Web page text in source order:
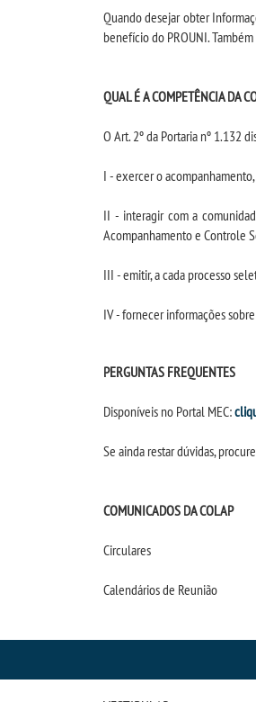
Quando desejar obter
benefício do PROUNI.
QUAL É A COMPETÊNCIA DA
O Art. 2º da Portaria nº 1.132
I - exercer o
II - interagir com a
Acompanhamento e Controle
III - emitir, a cada processo
IV - fornecer informações
PERGUNTAS FREQUENTES
Disponíveis no Portal MEC:
Se ainda restar dúvidas,
COMUNICADOS DA COLAP
Circulares
Calendários de Reunião